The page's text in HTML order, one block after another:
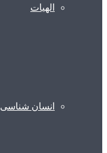
الهیات
انسان شناسی